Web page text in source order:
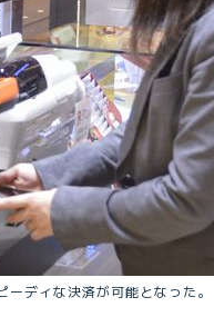
ディな決済が可能となった。